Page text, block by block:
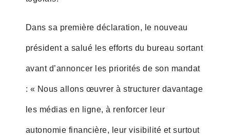
Dans sa première déclaration, le nouveau
président a salué les efforts du bureau sortant
avant d’annoncer les priorités de son mandat
: « Nous allons œuvrer à structurer davantage
les médias en ligne, à renforcer leur
autonomie financière, leur visibilité et surtout